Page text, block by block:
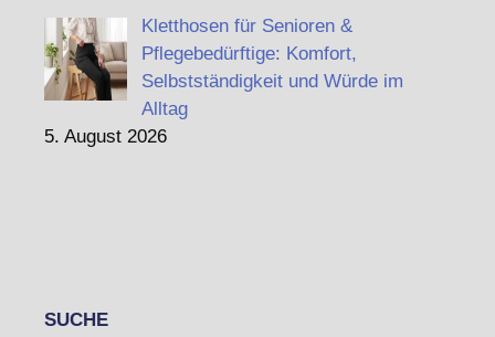
Kletthosen für Senioren &
Pflegebedürftige: Komfort,
Selbstständigkeit und Würde im
Alltag
5. August 2026
SUCHE